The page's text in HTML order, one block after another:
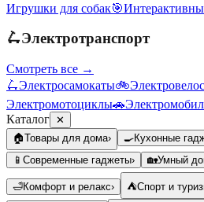
Игрушки для собак🎯
🛴Электротранспорт
Смотреть все →
🛴Электросамокаты🚲
Электромотоциклы🚗
Каталог ✕
🏠Товары для дома› 🍳Кухонные
📱 Современные гаджеты› 🏡Умный
🛁Комфорт и релакс› ⛺Спорт и